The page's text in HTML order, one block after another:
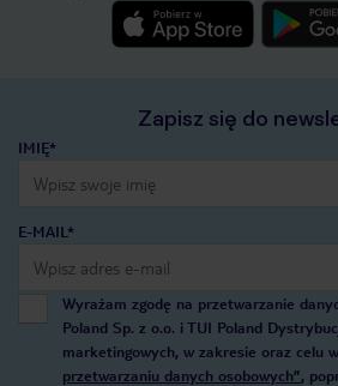
Zapisz się do
IMIĘ*
E-MAIL*
Wyrażam zgodę na przetwarzanie
Poland Sp. z o.o. i TUI Poland
marketingowych, w zakresie oraz celu
przetwarzaniu danych osobowych”,